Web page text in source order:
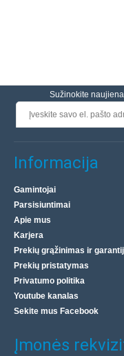
Sužinokite
Informacija
Gamintojai
Parsisiuntimai
Apie mus
Karjera
Prekių grąžinimas ir
Prekių pristatymas
Privatumo politika
Youtube kanalas
Sekite mus Facebook
Įmonės